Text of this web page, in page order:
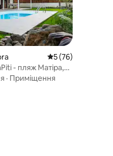
41
Середня оцінка: 5
5 (76)
- пляж Матіра,
· Приміщення